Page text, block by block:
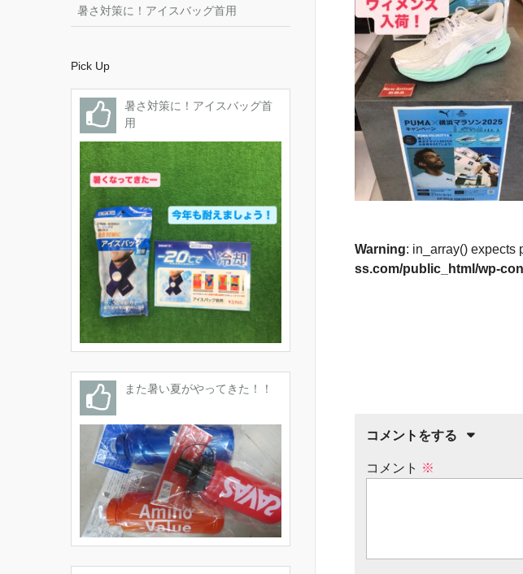
Warning: in_array() expects
ss.com/public_html/wp-
コメントをする
コメント ※
暑さ対策に！アイスバッグ首用
Pick Up
暑さ対策に！アイスバッグ首
用
また暑い夏がやってきた！！